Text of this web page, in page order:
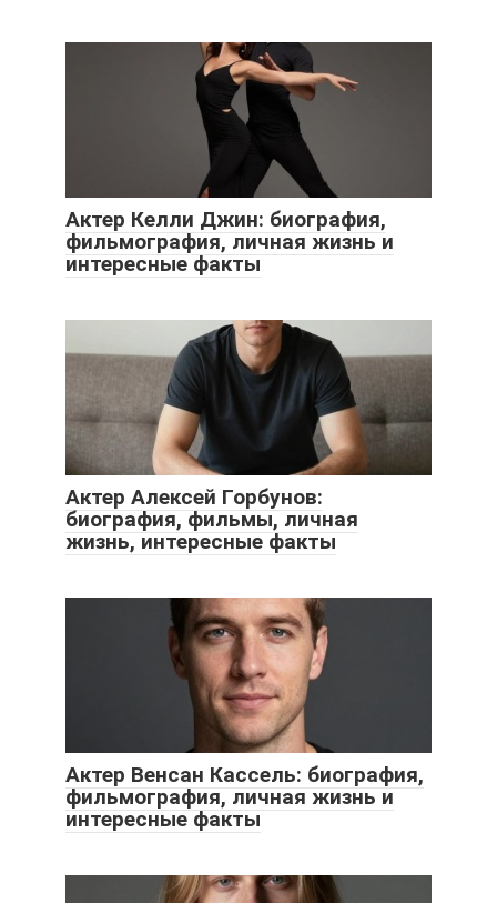
Актер Келли Джин: биография,
фильмография, личная жизнь и
интересные факты
Актер Алексей Горбунов:
биография, фильмы, личная
жизнь, интересные факты
Актер Венсан Кассель: биография,
фильмография, личная жизнь и
интересные факты